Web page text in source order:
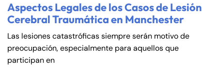
Aspectos Legales de los Casos de Lesión
Cerebral Traumática en Manchester
Las lesiones catastróficas siempre serán motivo de
preocupación, especialmente para aquellos que
participan en